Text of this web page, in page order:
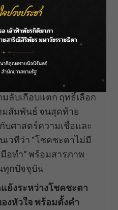
นุ่มที่เคยเป็นเด็กฝึก
บมาไทยเพื่อตามหาคู่
ขาเข้าร้าน Magic
และ
หมอดูจำเป็นที่
ดยที่พิชชาไม่รู้ว่า “หมอ
ของเพียวในปัจจุบัน
มลับเกือบแตก ฤทธิ์เลือก
มสัมพันธ์ จนสุดท้าย
บศาสตร์ความเชื่อและ
วทีว่า “โชคชะตาไม่มี
อทำ” พร้อมสารภาพ
ทุกปัจจุบัน
ย้งระหว่างโชคชะตา
งหัวใจ พร้อมตั้งคำ